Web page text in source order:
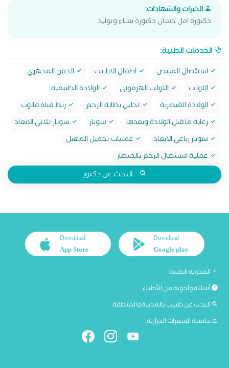
الخبرات والشهادات:
دكتورة امل حسان دكتورة نساء وتوليد
الخدمات الطبية:
استئصال المبيض اطفال الانابيب
الحقن المجهري
اللولب
اللولب الهرموني
الولادة الطبيعية
الولادة القيصرية
تحليل بطانة الرحم
ربط قناة فالوب
رعاية ما قبل الولادة وبعدها
سونار
سونار ثلاثي الابعاد
سونار رباعي الابعاد
عمليات تجميل المهبل
عملية استئصال الرحم بالمنظار
البحث عن دكتور
Download
Google play
Download
App Store
المدونة الطبية
أسئلة وأجوبة من الأطباء
البحث عن طبيب بالمدينة والمنطقة
حاسبة السعرات الحرارية